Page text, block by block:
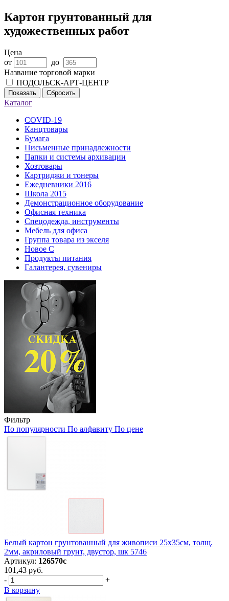
Картон грунтованный для
художественных работ
Цена
от
до
Название торговой марки
ПОДОЛЬСК-АРТ-ЦЕНТР
Показать Сбросить
Каталог
COVID-19
Канцтовары
Бумага
Письменные принадлежности
Папки и системы архивации
Хозтовары
Картриджи и тонеры
Ежедневники 2016
Школа 2015
Демонстрационное оборудование
Офисная техника
Спецодежда, инструменты
Мебель для офиса
Группа товара из экселя
Новое С
Продукты питания
Галантерея, сувениры
Фильтр
По популярности По алфавиту По цене
Белый картон грунтованный для живописи 25х35см, толщ.
2мм, акриловый грунт, двустор, шк 5746
Артикул: 126570с
101,43 руб.
-
+
В корзину